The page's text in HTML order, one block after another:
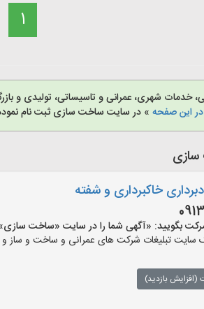
1
شهری، عمرانی و تاسیساتی، تولیدی و
این صفحه » در سایت ساخت سازی ثبت نام
خاکبرداری و شفته
«آگهی شما را در سایت «ساخت سازی» دیده ام و کد
تبلیغات شرکت های عمرانی و ساخت و ساز و
(افزایش بازدید)